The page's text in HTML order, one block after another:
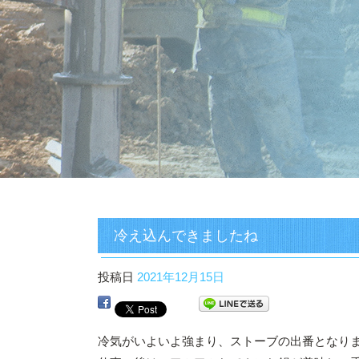
冷え込んできましたね
投稿日 2021年12月15日
冷気がいよいよ強まり、ストーブの出番となり